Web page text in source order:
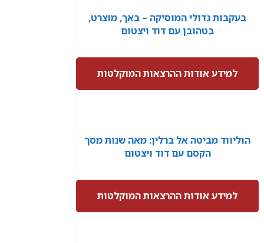
בעקבות גדולי המוסיקה – באך, מוצרט,
בטהובן עם דוד ויצטום
למידע אודות ההרצאות המוקלטות
הוליווד מביטה אל ברלין: מאה שנות מסך
הקסם עם דוד ויצטום
למידע אודות ההרצאות המוקלטות